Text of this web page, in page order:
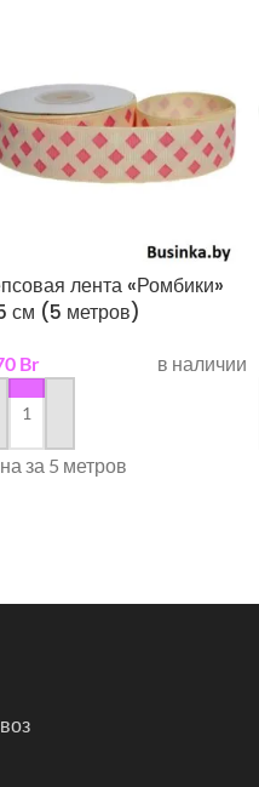
лента «Ромбики»
см (5 метров)
Br в наличии
в корзину
за 5 метров